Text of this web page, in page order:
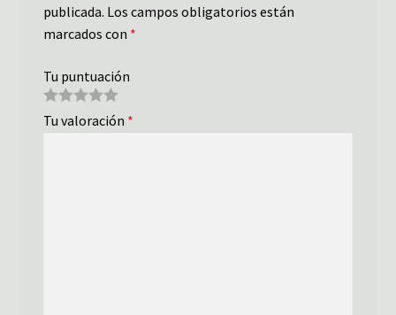
publicada. Los campos obligatorios están
marcados con *
Tu puntuación
Tu valoración *